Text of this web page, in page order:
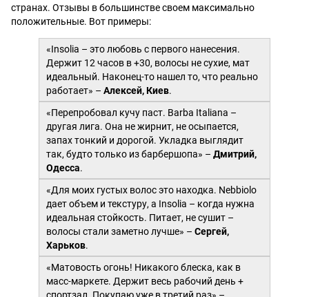
странах. Отзывы в большинстве своем максимально
положительные. Вот примеры:
«Insolia – это любовь с первого нанесения.
Держит 12 часов в +30, волосы не сухие, мат
идеальный. Наконец-то нашел то, что реально
работает» – Алексей, Киев.
«Перепробовал кучу паст. Barba Italiana –
другая лига. Она не жирнит, не осыпается,
запах тонкий и дорогой. Укладка выглядит
так, будто только из барбершопа» – Дмитрий,
Одесса.
«Для моих густых волос это находка. Nebbiolo
дает объем и текстуру, а Insolia – когда нужна
идеальная стойкость. Питает, не сушит –
волосы стали заметно лучше» – Сергей,
Харьков.
«Матовость огонь! Никакого блеска, как в
масс-маркете. Держит весь рабочий день +
спортзал. Покупаю уже в третий раз» –